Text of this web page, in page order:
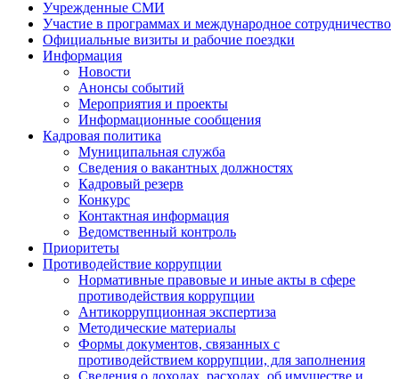
Учрежденные СМИ
Участие в программах и международное сотрудничество
Официальные визиты и рабочие поездки
Информация
Новости
Анонсы событий
Мероприятия и проекты
Информационные сообщения
Кадровая политика
Муниципальная служба
Сведения о вакантных должностях
Кадровый резерв
Конкурс
Контактная информация
Ведомственный контроль
Приоритеты
Противодействие коррупции
Нормативные правовые и иные акты в сфере
противодействия коррупции
Антикоррупционная экспертиза
Методические материалы
Формы документов, связанных с
противодействием коррупции, для заполнения